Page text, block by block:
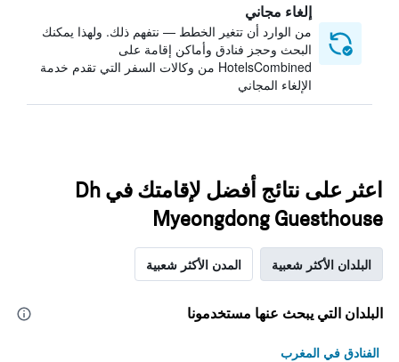
إلغاء مجاني
من الوارد أن تتغير الخطط — نتفهم ذلك. ولهذا يمكنك
البحث وحجز فنادق وأماكن إقامة على
HotelsCombined من وكالات السفر التي تقدم خدمة
الإلغاء المجاني
اعثر على نتائج أفضل لإقامتك في Dh
Myeongdong Guesthouse
البلدان الأكثر شعبية المدن الأكثر شعبية
البلدان التي يبحث عنها مستخدمونا
الفنادق في المغرب